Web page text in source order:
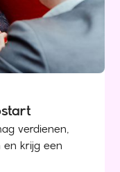
verdienen,
en krijg een